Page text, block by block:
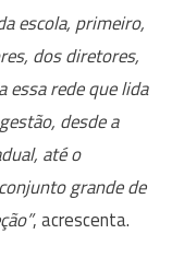
escola, primeiro,
dos diretores,
essa rede que lida
desde a
até o
grande de
, acrescenta.